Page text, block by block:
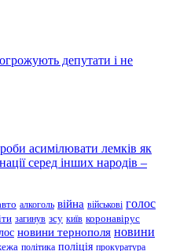
депутати і не
асимілювати лемків як
серед інших народів –
алкоголь війна військові голос
загинув зсу київ коронавірус
новини тернополя новини
політика поліція прокуратура